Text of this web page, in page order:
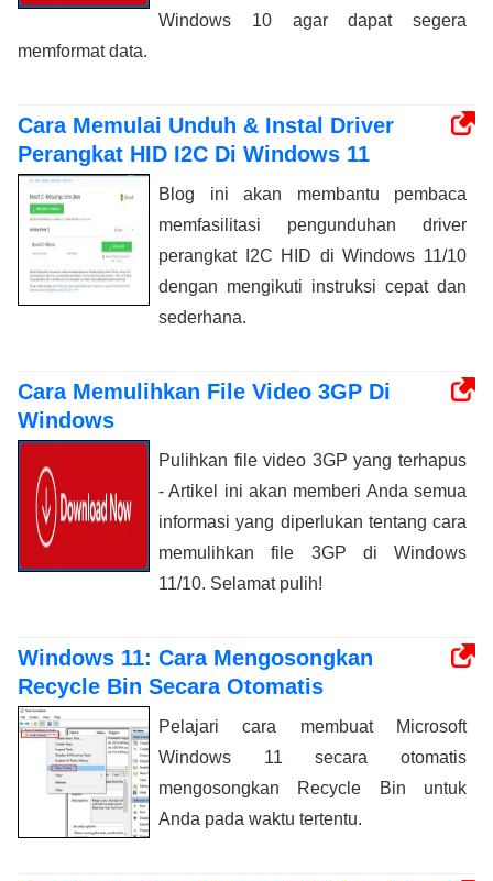
Windows 10 agar dapat segera
memformat data.
Cara Memulai Unduh & Instal Driver
Perangkat HID I2C Di Windows 11
Blog ini akan membantu pembaca
memfasilitasi pengunduhan driver
perangkat I2C HID di Windows 11/10
dengan mengikuti instruksi cepat dan
sederhana.
Cara Memulihkan File Video 3GP Di
Windows
Pulihkan file video 3GP yang terhapus
- Artikel ini akan memberi Anda semua
informasi yang diperlukan tentang cara
memulihkan file 3GP di Windows
11/10. Selamat pulih!
Windows 11: Cara Mengosongkan
Recycle Bin Secara Otomatis
Pelajari cara membuat Microsoft
Windows 11 secara otomatis
mengosongkan Recycle Bin untuk
Anda pada waktu tertentu.